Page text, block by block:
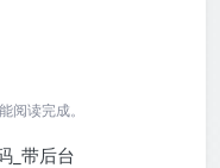
阅读完成。
_带后台